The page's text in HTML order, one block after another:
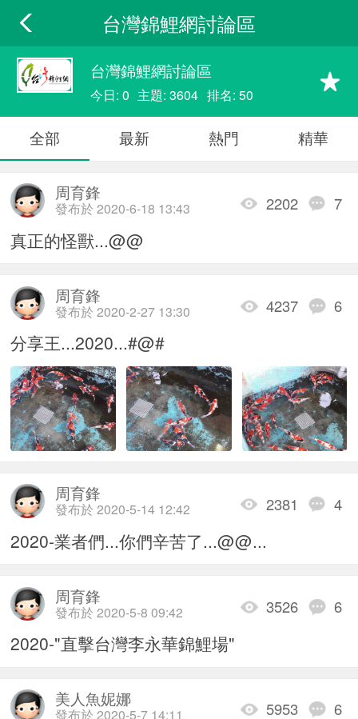
台灣錦鯉網討論區
台灣錦鯉網討論區
今日: 0 主題: 3604 排名: 50
全部 最新 熱門 精華
2202 7
周育鋒
發布於 2020-6-18 13:43
真正的怪獸...@@
4237 6
周育鋒
發布於 2020-2-27 13:30
分享王...2020...#@#
2381 4
周育鋒
發布於 2020-5-14 12:42
2020-業者們...你們辛苦了...@@...
3526 6
周育鋒
發布於 2020-5-8 09:42
2020-"直擊台灣李永華錦鯉場"
5953 6
美人魚妮娜
發布於 2020-5-7 14:11